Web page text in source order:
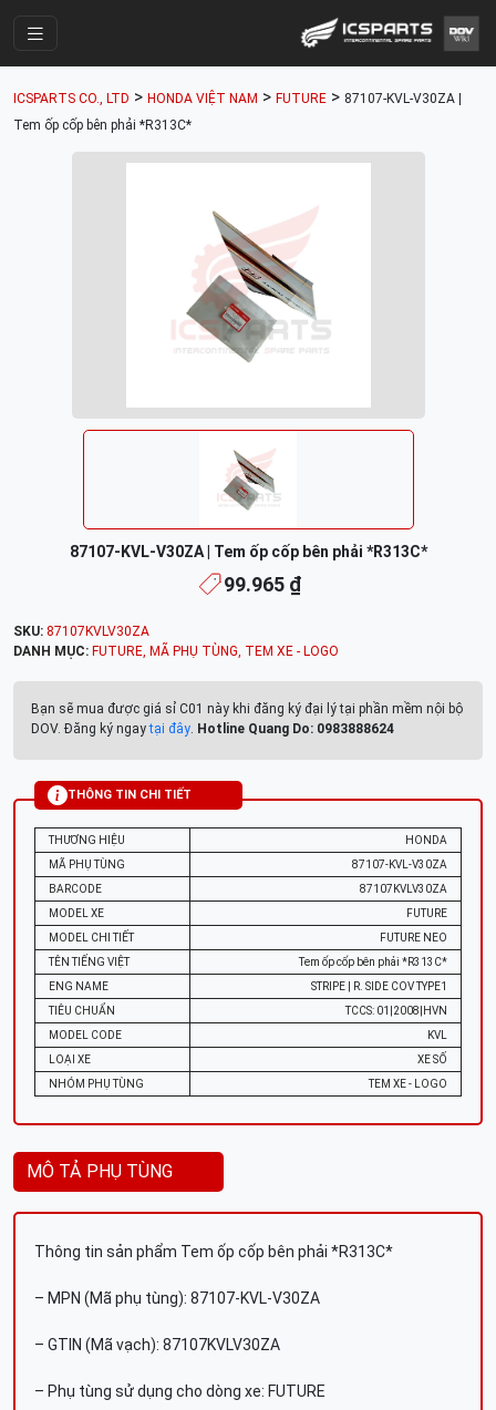
Parts Catalogue
Nhóm Phụ Tùng
Tài khoản
ICSPARTS CO., LTD > HONDA VIỆT NAM > FUTURE > 87107-KVL-V30ZA |
Tem ốp cốp bên phải *R313C*
87107-KVL-V30ZA | Tem ốp cốp bên phải *R313C*
99.965 ₫
SKU: 87107KVLV30ZA
DANH MỤC: FUTURE, MÃ PHỤ TÙNG, TEM XE - LOGO
Bạn sẽ mua được giá sỉ C01 này khi đăng ký đại lý tại phần mềm nội bộ
DOV. Đăng ký ngaytại đây. Hotline Quang Do: 0983888624
THÔNG TIN CHI TIẾT
THƯƠNG HIỆU
HONDA
MÃ PHỤ TÙNG
87107-KVL-V30ZA
BARCODE
87107KVLV30ZA
MODEL XE
FUTURE
MODEL CHI TIẾT
FUTURE NEO
TÊN TIẾNG VIỆT
Tem ốp cốp bên phải *R313C*
ENG NAME
STRIPE | R. SIDE COV TYPE1
TIÊU CHUẨN
TCCS: 01|2008|HVN
MODEL CODE
KVL
LOẠI XE
XE SỐ
NHÓM PHỤ TÙNG
TEM XE - LOGO
MÔ TẢ PHỤ TÙNG
Thông tin sản phẩm Tem ốp cốp bên phải *R313C*
– MPN (Mã phụ tùng): 87107-KVL-V30ZA
– GTIN (Mã vạch): 87107KVLV30ZA
– Phụ tùng sử dụng cho dòng xe: FUTURE